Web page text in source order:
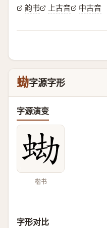
韵书 上古音 中古音
蜐字源字形
字源演变
楷书
字形对比